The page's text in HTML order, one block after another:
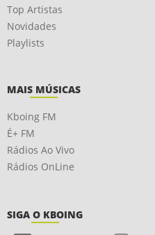
Top Artistas
Novidades
Playlists
MAIS MÚSICAS
Kboing FM
É+ FM
Rádios Ao Vivo
Rádios OnLine
SIGA O KBOING